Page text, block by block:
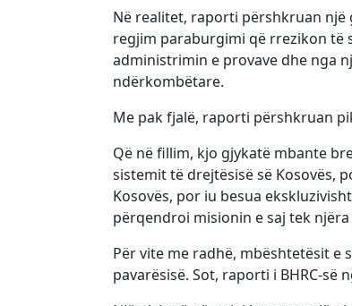
Në realitet, raporti përshkruan një
regjim paraburgimi që rrezikon të
administrimin e provave dhe nga
ndërkombëtare.
Me pak fjalë, raporti përshkruan
Që në fillim, kjo gjykatë mbante
sistemit të drejtësisë së Kosovës,
Kosovës, por iu besua
përqendroi misionin e saj tek
Për vite me radhë, mbështetësit
pavarësisë. Sot, raporti i BHRC-